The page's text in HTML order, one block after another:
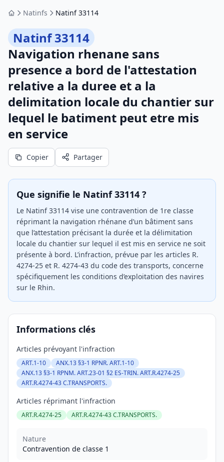
AccueilNatinfs Natinf 33114
Natinf 33114
Navigation rhenane sans
presence a bord de l'attestation
relative a la duree et a la
delimitation locale du chantier sur
lequel le batiment peut etre mis
en service
Copier Partager
Que signifie le Natinf 33114 ?
Le Natinf 33114 vise une contravention de 1re classe
réprimant la navigation rhénane d’un bâtiment sans
que l’attestation précisant la durée et la délimitation
locale du chantier sur lequel il est mis en service ne soit
présente à bord. L’infraction, prévue par les articles R.
4274-25 et R. 4274-43 du code des transports, concerne
spécifiquement les conditions d’exploitation des navires
sur le Rhin.
Informations clés
Articles prévoyant l'infraction
ART.1-10
ANX.13 §3-1 RPNR. ART.1-10
ANX.13 §3-1 RPNM. ART.23-01 §2 ES-TRIN. ART.R.4274-25
ART.R.4274-43 C.TRANSPORTS.
Articles réprimant l'infraction
ART.R.4274-25 ART.R.4274-43 C.TRANSPORTS.
Nature
Contravention de classe 1